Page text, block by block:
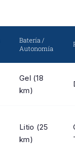
Batería /
Autonomía
Gel (18
km)
Litio (25
km)